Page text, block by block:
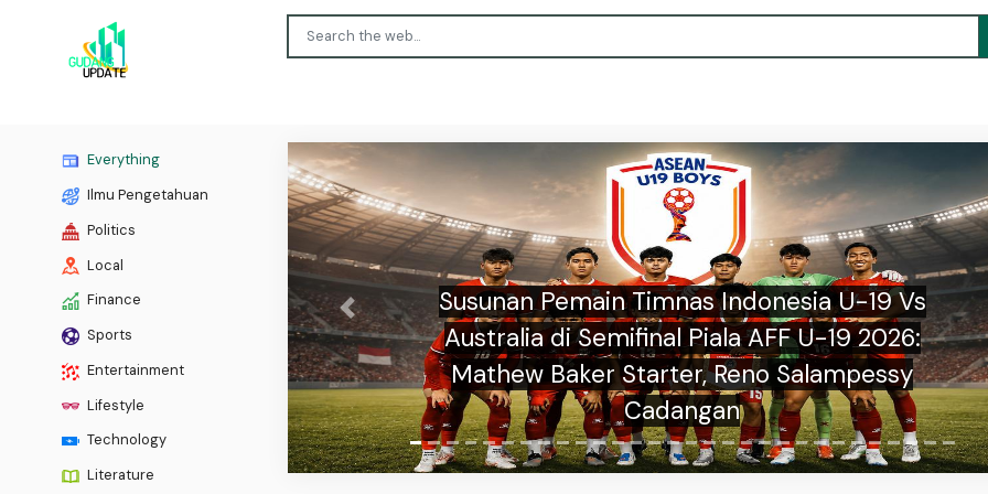
Everything
Ilmu Pengetahuan
Politics
Local
Finance
Sports
Entertainment
Lifestyle
Technology
Literature
Rochi Putiray Bicara Kompetisi, Striker Lokal
Indonesia, dan Dua Gol Bersejarahnya ke
Gawang AC Milan
Previous